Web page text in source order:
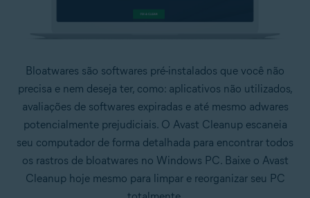
Bloatwares são softwares pré-instalados que você não
precisa e nem deseja ter, como: aplicativos não utilizados,
avaliações de softwares expiradas e até mesmo adwares
potencialmente prejudiciais. O Avast Cleanup escaneia
seu computador de forma detalhada para encontrar todos
os rastros de bloatwares no Windows PC. Baixe o Avast
Cleanup hoje mesmo para limpar e reorganizar seu PC